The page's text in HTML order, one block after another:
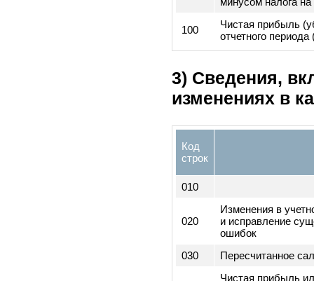
Доходы и
операционной
(доходы -
040
Прибыль/
операционной
(010+020-030)
Доходы и
налогов
Прибыль
деятельности
Чрезвычайные
минусом